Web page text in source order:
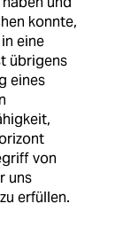
konnte,
eine
übrigens
eines
von
uns
erfüllen.